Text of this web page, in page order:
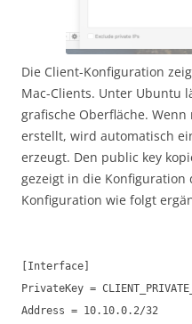
Die Client-Konfiguration
Mac-Clients. Unter Ubuntu
grafische Oberfläche.
erstellt, wird automatisch
erzeugt. Den public key
gezeigt in die Konfiguration
Konfiguration wie folgt
[Interface]
PrivateKey =
Address = 10.10.0.2/32